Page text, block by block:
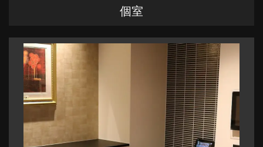
個室